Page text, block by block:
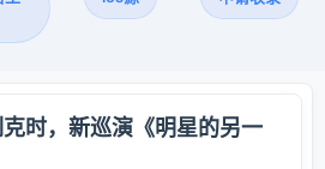
时，新巡演《明星的另一